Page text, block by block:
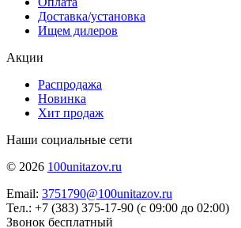
Доставка/установка
Ищем дилеров
Акции
Распродажа
Новинка
Хит продаж
Наши социальные сети
© 2026 100unitazov.ru
Email: 3751790@100unitazov.ru
Тел.: +7 (383) 375-17-90 (с 09:00 до 02:00)
Звонок бесплатный